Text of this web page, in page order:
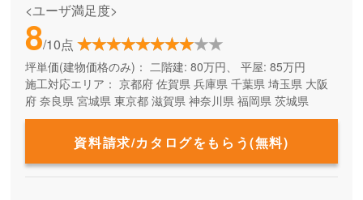
<ユーザ満足度>
8/10点
坪単価(建物価格のみ)： 二階建: 80万円、 平屋: 85万円
施工対応エリア： 京都府 佐賀県 兵庫県 千葉県 埼玉県 大阪
府 奈良県 宮城県 東京都 滋賀県 神奈川県 福岡県 茨城県
資料請求/カタログをもらう(無料)